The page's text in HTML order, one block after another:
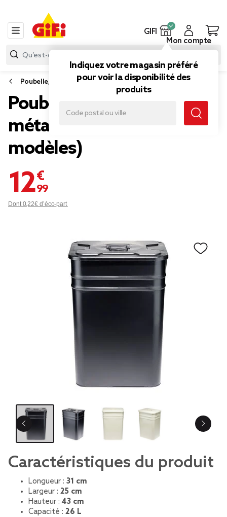
GIFI
Indiquez votre magasin préféré
pour voir la disponibilité des
produits
Mon compte
Poubelle, sac poubelle
Poubelle de cuisine 26L
métal 31x25xH43cm (2
modèles)
12,99 €
Dont 0,22€ d’éco-part
Caractéristiques du produit
Longueur : 31 cm
Largeur : 25 cm
Hauteur : 43 cm
Capacité : 26 L